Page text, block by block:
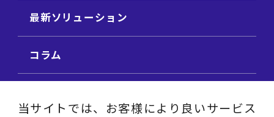
最新ソリューション
コラム
当サイトでは、お客様により良いサービス